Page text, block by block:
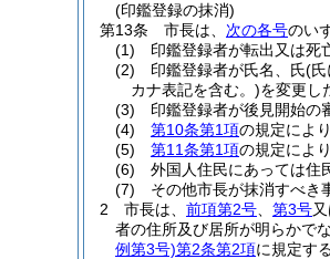
(印鑑登録の抹消)
第13条
市長は、 次の各号のい
(1)
印鑑登録者が転出又は死
(2)
印鑑登録者が氏名、氏(氏
カナ表記を含む。)を変更し
(3)
印鑑登録者が後見開始の
(4)
第10条第1項の規定によ
(5)
第11条第1項の規定によ
(6)
外国人住民にあっては住
(7)
その他市長が抹消すべき
2
市長は、 前項第2号 第3号
者の住所及び居所が明らかで
例第3号)第2条第2項に規定す